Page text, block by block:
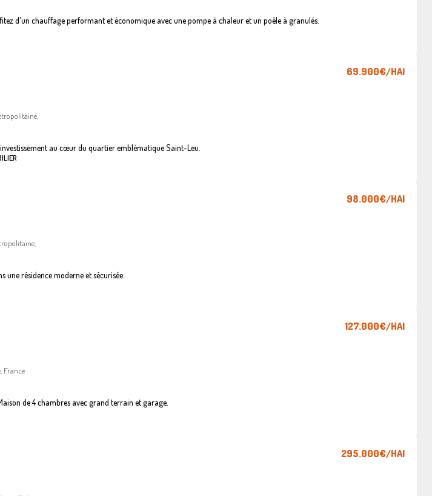
d'un chauffage performant et économique avec une pompe à chaleur et un poêle à granulés.
69.900€/HAI
au cœur du quartier emblématique Saint-Leu.
98.000€/HAI
une résidence moderne et sécurisée.
127.000€/HAI
France
de 4 chambres avec grand terrain et garage.
295.000€/HAI